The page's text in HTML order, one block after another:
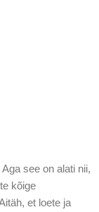
see on alati nii,
kõige
et loete ja